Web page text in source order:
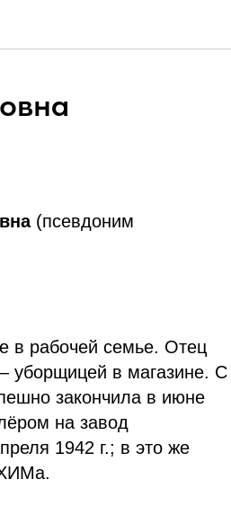
(псевдоним
в рабочей семье. Отец
уборщицей в магазине. С
закончила в июне
на завод
1942 г.; в это же